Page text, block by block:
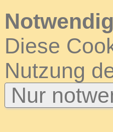
Notwendig
Diese
Nutzung
Nur